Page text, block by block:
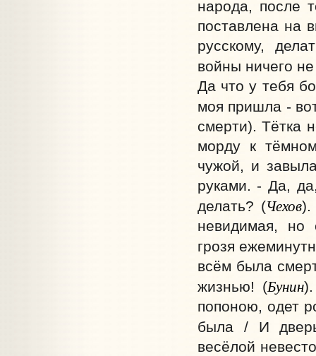
народа, после
поставлена на
русскому,
войны ничего
Да что у тебя
моя пришла -
смерти). Тётка
морду к
чужой, и
руками. - Да,
делать? (Чехов).
невидимая, но
грозя
всём была
жизнью! (Бунин
попоною, одет
была / И
весёлой